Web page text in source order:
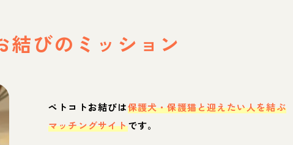
結びの ミッション
ペトコトお結びは保護犬・保護猫と迎えたい人を結ぶ
マッチングサイトです。